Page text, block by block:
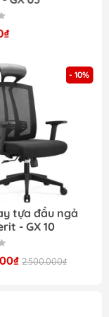
34 dễ dàng
dàng sử dụng
- 10%
tựa đầu ngả
- GX 10
2.500.000₫